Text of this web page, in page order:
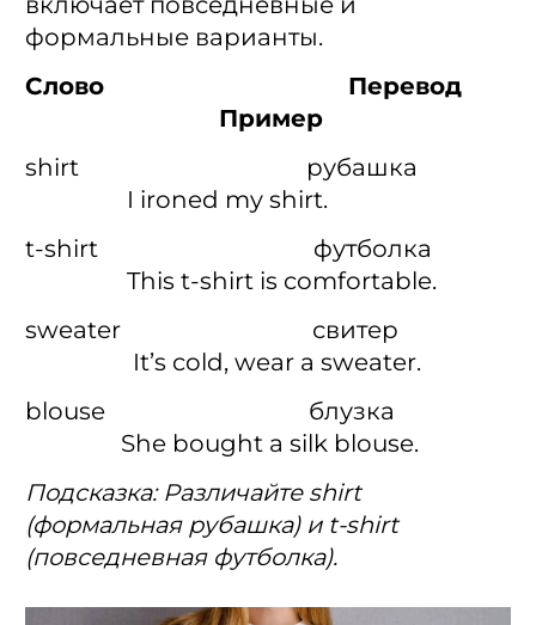
формальные варианты.
Слово Перевод
Пример
shirt рубашка
I ironed my shirt.
t-shirt футболка
This t-shirt is comfortable.
sweater свитер
It’s cold, wear a sweater.
blouse блузка
She bought a silk blouse.
Подсказка: Различайте shirt
(формальная рубашка) и t-shirt
(повседневная футболка).